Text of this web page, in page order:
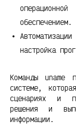
обеспечением.
настройка
Команды uname
системе,
сценариях и
решения и
информации.